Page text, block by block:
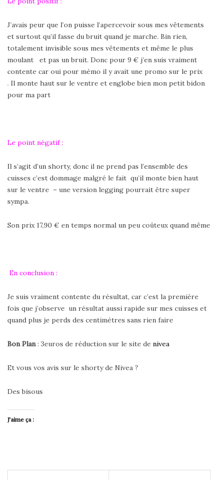
J’avais peur que l’on puisse l’apercevoir sous mes vêtements
et surtout qu’il fasse du bruit quand je marche. Bin rien,
totalement invisible sous mes vêtements et même le plus
moulant et pas un bruit. Donc pour 9 € j’en suis vraiment
contente car oui pour mémo il y avait une promo sur le prix
. Il monte haut sur le ventre et englobe bien mon petit bidon
pour ma part
Le point négatif :
Il s’agit d’un shorty, donc il ne prend pas l’ensemble des
cuisses c’est dommage malgré le fait qu’il monte bien haut
sur le ventre – une version legging pourrait être super
sympa.
Son prix 17,90 € en temps normal un peu coûteux quand même
En conclusion :
Je suis vraiment contente du résultat, car c’est la première
fois que j’observe un résultat aussi rapide sur mes cuisses et
quand plus je perds des centimètres sans rien faire
Bon Plan: 3euros de réduction sur le site de nivea
Et vous vos avis sur le shorty de Nivea ?
Des bisous
J’aime ça :